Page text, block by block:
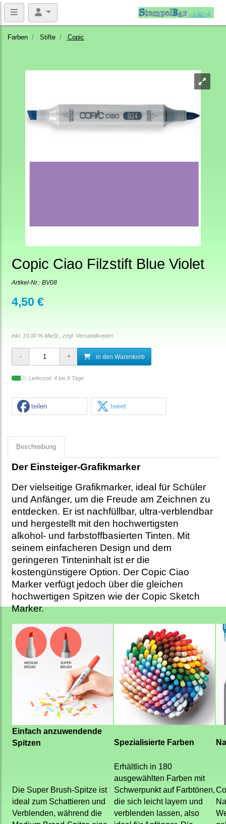
Farben Stifte Copic
Copic Ciao Filzstift Blue Violet
Artikel-Nr.: BV08
4,50 €
inkl. 19,00 % MwSt., zzgl. Versandkosten
in den Warenkorb
Lieferzeit: 4 bis 6 Tage
teilen tweet
Beschreibung
Der Einsteiger-Grafikmarker
Der vielseitige Grafikmarker, ideal für Schüler
und Anfänger, um die Freude am Zeichnen zu
entdecken. Er ist nachfüllbar, ultra-verblendbar
und hergestellt mit den hochwertigsten
alkohol- und farbstoffbasierten Tinten. Mit
seinem einfacheren Design und dem
geringeren Tinteninhalt ist er die
kostengünstigere Option. Der Copic Ciao
Marker verfügt jedoch über die gleichen
hochwertigen Spitzen wie der Copic Sketch
Marker.
Einfach anzuwendende
Spitzen
Spezialisierte Farben
Die Super Brush-Spitze ist
ideal zum Schattieren und
Verblenden, während die
Erhältlich in 180
ausgewählten Farben mit
Schwerpunkt auf Farbtönen,
die sich leicht layern und
verblenden lassen, also